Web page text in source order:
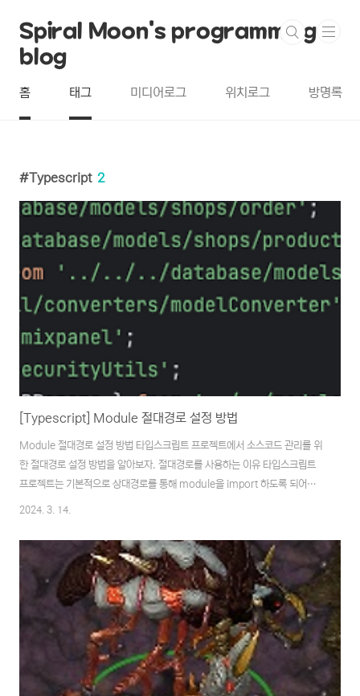
Spiral Moon's programming
blog
홈 태그 미디어로그 위치로그 방명록
Typescript 2
[Typescript] Module 절대경로 설정 방법
Module 절대경로 설정 방법 타입스크립트 프로젝트에서 소스코드 관리를 위
한 절대경로 설정 방법을 알아보자. 절대경로를 사용하는 이유 타입스크립트
프로젝트는 기본적으로 상대경로를 통해 module을 import 하도록 되어있는
데 프로젝트나 소스파일의 규모가 커지면 자연스럽게 import 구문도 늘어나
독성 저하 소스파일 이동 시 상대경로 변경으로 인한 사이드이펙트 등의 문제
가 발생한다. 상대경로 대신에 절대경로를 적용하면 위 문제를 해결할 수 있다.
절대경로 설정 절대경로를 적용하려면 tsconfig.json를 수정해야한다. //
tsconfig.json { "compilerOptions": { "baseUrl": ".",..
2024. 3. 14.